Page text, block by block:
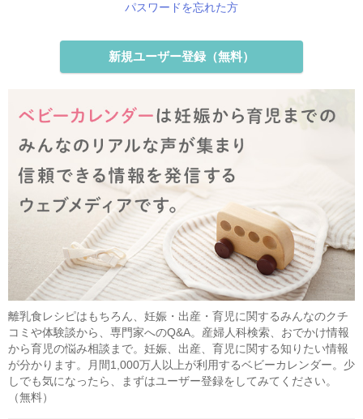
パスワードを忘れた方
新規ユーザー登録（無料）
離乳食レシピはもちろん、妊娠・出産・育児に関するみんなのクチ
コミや体験談から、専門家へのQ&A。産婦人科検索、おでかけ情報
から育児の悩み相談まで。妊娠、出産、育児に関する知りたい情報
が分かります。月間1,000万人以上が利用するベビーカレンダー。少
しでも気になったら、まずはユーザー登録をしてみてください。
（無料）